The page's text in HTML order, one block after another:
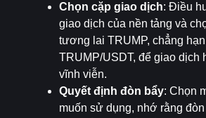
Chọn cặp giao dịch: Điều
giao dịch của nền tảng và
tương lai TRUMP, chẳng
TRUMP/USDT, để giao dịch
vĩnh viễn.
Quyết định đòn bẩy: Chọn
muốn sử dụng, nhớ rằng